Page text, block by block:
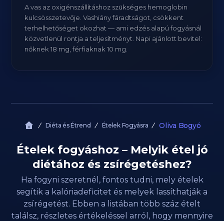
A vas az oxigénszállításhoz szükséges hemoglobin
kulcsösszetevője. Vashiány fáradtságot, csökkent
terhelhetőséget okozhat — ami edzés alapú fogyásnál
közvetlenül rontja a teljesítményt. Napi ajánlott bevitel:
nőknek 18 mg, férfiaknak 10 mg.
Diéta és Étrend Ételek Fogyásra Oliva Bogyó
Ételek fogyáshoz – Melyik étel jó
diétához és zsírégetéshez?
Ha fogyni szeretnél, fontos tudni, mely ételek
segítik a kalóriadeficitet és melyek lassíthatják a
zsírégetést. Ebben a listában több száz ételt
találsz, részletes értékeléssel arról, hogy mennyire